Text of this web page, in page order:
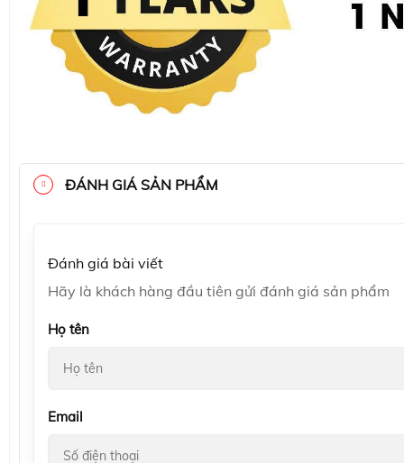
ĐÁNH GIÁ SẢN PHẨM
Đánh giá bài viết
Hãy là khách hàng đầu tiên gửi đánh giá sản phẩm
Họ tên
Email